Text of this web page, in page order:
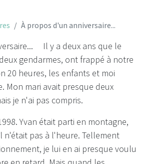
À propos d'un anniversaire...
Il y a deux ans que le
gendarmes, ont frappé à notre
20 heures, les enfants et moi
Mon mari avait presque deux
je n'ai pas compris.
Yvan était parti en montagne,
n'était pas à l'heure. Tellement
je lui en ai presque voulu